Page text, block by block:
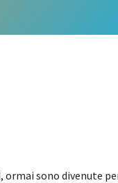
ormai sono divenute